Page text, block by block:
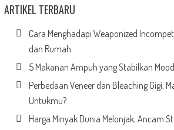
ARTIKEL TERBARU
Cara Menghadapi Weaponized
dan Rumah
5 Makanan Ampuh yang Stabilkan
Perbedaan Veneer dan Bleaching Gigi,
Untukmu?
Harga Minyak Dunia Melonjak, Ancam